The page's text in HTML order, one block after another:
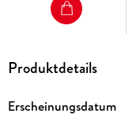
Produktdetails
Erscheinungsdatum